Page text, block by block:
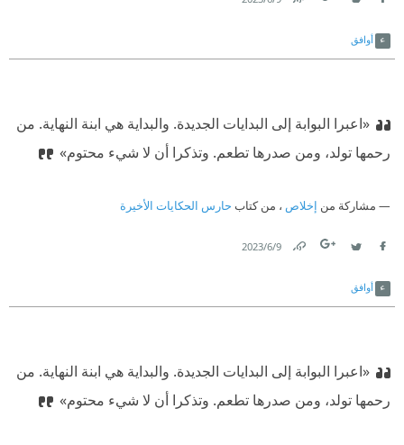
أوافق
«اعبرا البوابة إلى البدايات الجديدة. والبداية هي ابنة النهاية. من
رحمها تولد، ومن صدرها تطعم. وتذكرا أن لا شيء محتوم»
مشاركة من إخلاص ، من كتاب حارس الحكايات الأخيرة
9‏/6‏/2023
أوافق
«اعبرا البوابة إلى البدايات الجديدة. والبداية هي ابنة النهاية. من
رحمها تولد، ومن صدرها تطعم. وتذكرا أن لا شيء محتوم»